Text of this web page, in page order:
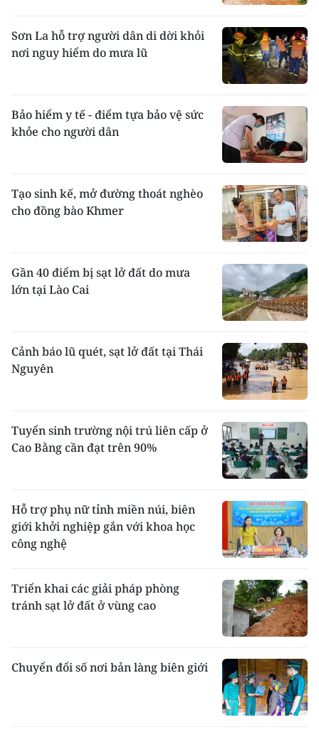
Sơn La hỗ trợ người dân di dời khỏi
nơi nguy hiểm do mưa lũ
Bảo hiểm y tế - điểm tựa bảo vệ sức
khỏe cho người dân
Tạo sinh kế, mở đường thoát nghèo
cho đồng bào Khmer
Gần 40 điểm bị sạt lở đất do mưa
lớn tại Lào Cai
Cảnh báo lũ quét, sạt lở đất tại Thái
Nguyên
Tuyển sinh trường nội trú liên cấp ở
Cao Bằng cần đạt trên 90%
Hỗ trợ phụ nữ tỉnh miền núi, biên
giới khởi nghiệp gắn với khoa học
công nghệ
Triển khai các giải pháp phòng
tránh sạt lở đất ở vùng cao
Chuyển đổi số nơi bản làng biên giới